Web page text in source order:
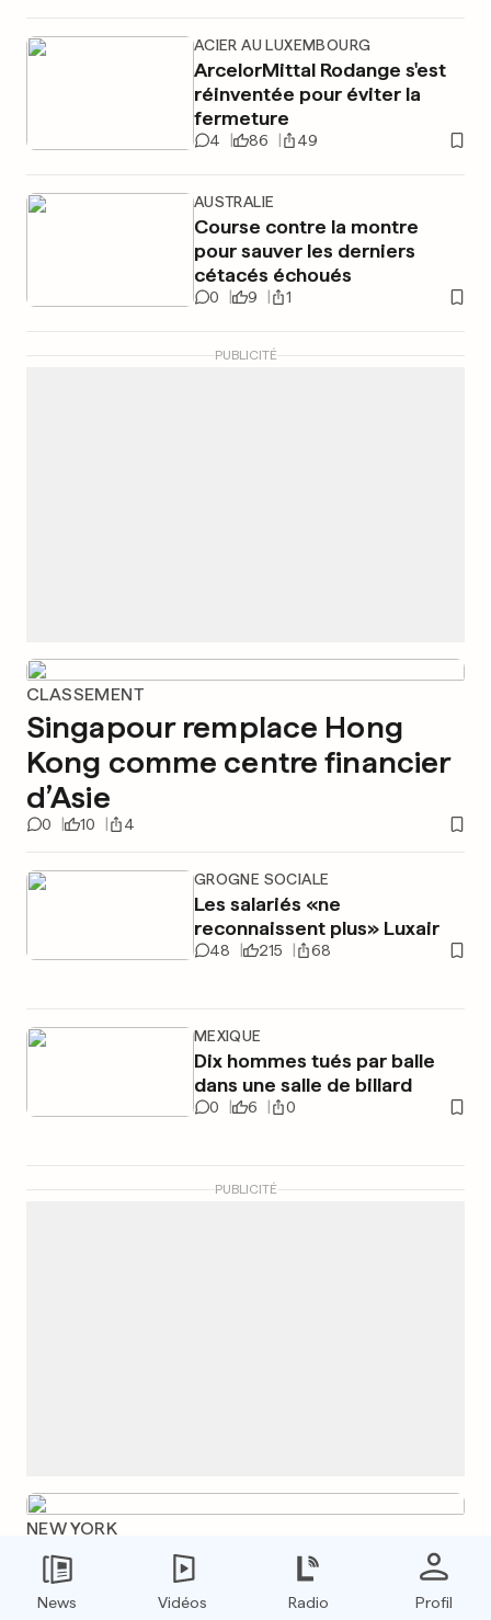
ACIER AU LUXEMBOURG
ArcelorMittal Rodange s'est
réinventée pour éviter la
fermeture
4 86 49
AUSTRALIE
Course contre la montre
pour sauver les derniers
cétacés échoués
0 9 1
PUBLICITÉ
CLASSEMENT
Singapour remplace Hong
Kong comme centre financier
d’Asie
0 10 4
GROGNE SOCIALE
Les salariés «ne
reconnaissent plus» Luxair
48 215 68
MEXIQUE
Dix hommes tués par balle
dans une salle de billard
0 6 0
PUBLICITÉ
NEW YORK
Lana Del Rey sera étudiée à
l’université
News Vidéos Radio Profil